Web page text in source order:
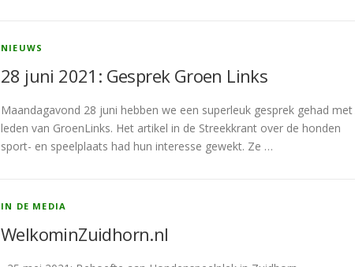
NIEUWS
28 juni 2021: Gesprek Groen Links
Maandagavond 28 juni hebben we een superleuk gesprek gehad met
leden van GroenLinks. Het artikel in de Streekkrant over de honden
sport- en speelplaats had hun interesse gewekt. Ze …
IN DE MEDIA
WelkominZuidhorn.nl